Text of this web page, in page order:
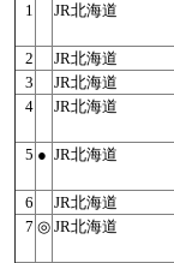
1 JR北海道
2
JR北海道
3
JR北海道
4
JR北海道
5 ● JR北海道
6
JR北海道
7 ◎ JR北海道